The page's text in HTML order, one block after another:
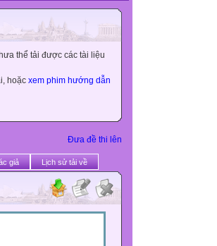
thể tải được các tài liệu
hoặc xem phim hướng dẫn
Đưa đề thi lên
giả Lịch sử tải về